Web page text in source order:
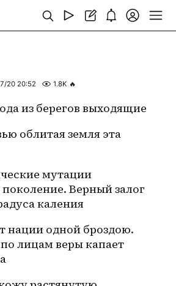
20 20:52 1.8K 🔥
из берегов выходящие
облитая земля эта
мутации
поколение. Верный залог
каления
нации одной броздою.
лицам веры капает